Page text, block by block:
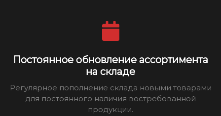
Постоянное обновление ассортимента
на складе
Регулярное пополнение склада новыми товарами
для постоянного наличия востребованной
продукции.